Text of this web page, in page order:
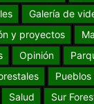
Galería de
y proyectos
Opinión
Salud Sur